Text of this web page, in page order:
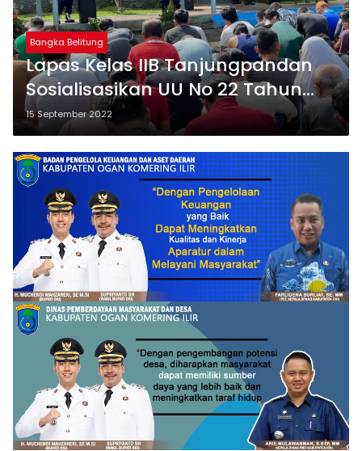
Bangka Belitung
Lapas Kelas IIB Tanjungpandan
Sosialisasikan UU No 22 Tahun
2022
15 September 2022